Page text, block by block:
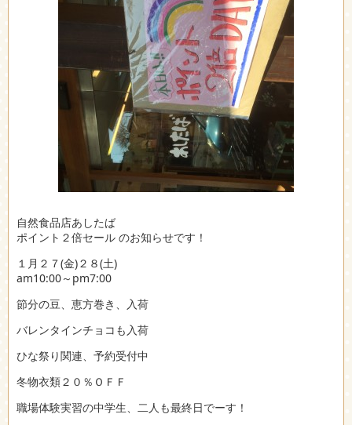
自然食品店あしたば
ポイント２倍セール のお知らせです！
１月２７(金)２８(土)
am10:00～pm7:00
節分の豆、恵方巻き、入荷
バレンタインチョコも入荷
ひな祭り関連、予約受付中
冬物衣類２０％ＯＦＦ
職場体験実習の中学生、二人も最終日でーす！